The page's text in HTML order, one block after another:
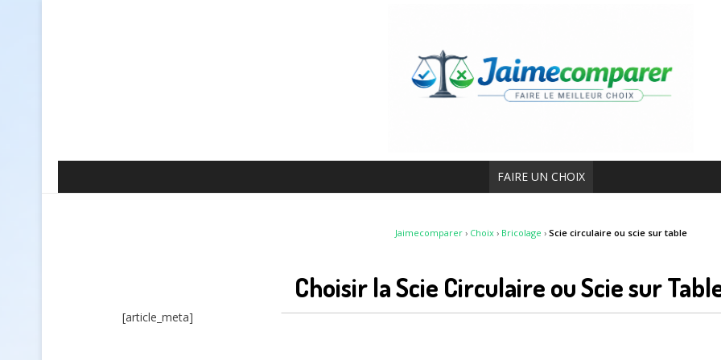
FAIRE UN CHOIX
Jaimecomparer› Choix› Bricolage › Scie circulaire ou scie sur table
Choisir la Scie Circulaire ou Scie sur
[article_meta]